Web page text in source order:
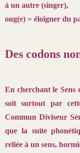
à un autre (singer),
oug(e) = éloigner du
Des codons
En cherchant le Sens
soit surtout par
Commun Diviseur
que la suite
reliée à un sens,